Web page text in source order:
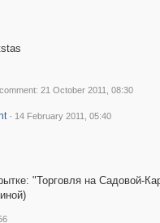
21 October 2011, 08:30
· 14 February 2011, 05:40
"Торговля на Садовой-